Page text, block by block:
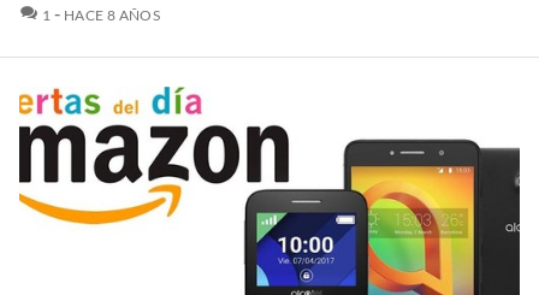
1 COMENTARIOS
HACE 8 AÑOS